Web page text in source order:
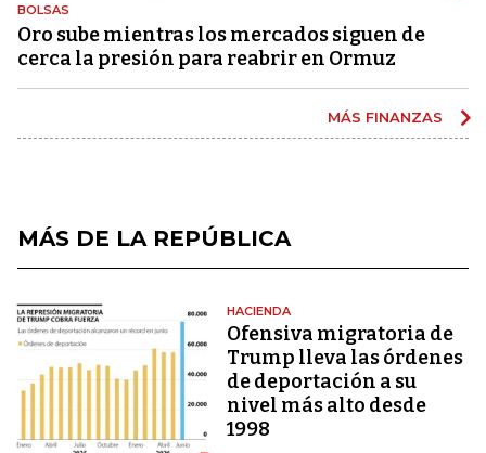
BOLSAS
Oro sube mientras los mercados siguen de
cerca la presión para reabrir en Ormuz
MÁS FINANZAS
MÁS DE LA REPÚBLICA
HACIENDA
Ofensiva migratoria de
Trump lleva las órdenes
de deportación a su
nivel más alto desde
1998